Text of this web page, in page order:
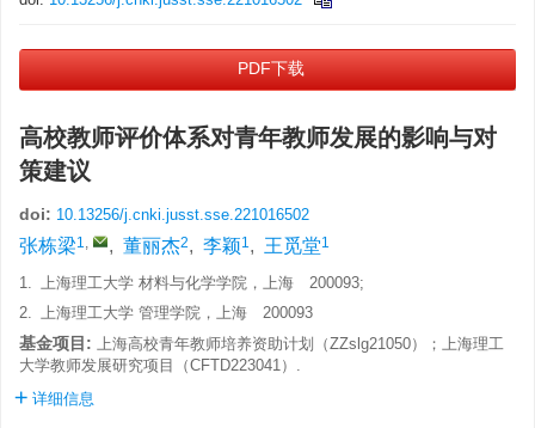
PDF下载
高校教师评价体系对青年教师发展的影响与对
策建议
doi: 10.13256/j.cnki.jusst.sse.221016502
张栋梁1, , 董丽杰2, 李颖1, 王觅堂1
1. 上海理工大学 材料与化学学院，上海 200093;
2. 上海理工大学 管理学院，上海 200093
基金项目: 上海高校青年教师培养资助计划（ZZslg21050）；上海理工
大学教师发展研究项目（CFTD223041）.
详细信息